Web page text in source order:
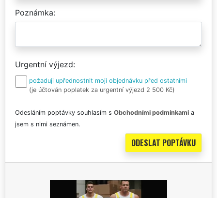
Poznámka
Urgentní výjezd
požaduji upřednostnit moji objednávku před ostatními
(je účtován poplatek za urgentní výjezd 2 500 Kč)
Odesláním poptávky souhlasím s Obchodními podmínkami a
jsem s nimi seznámen.